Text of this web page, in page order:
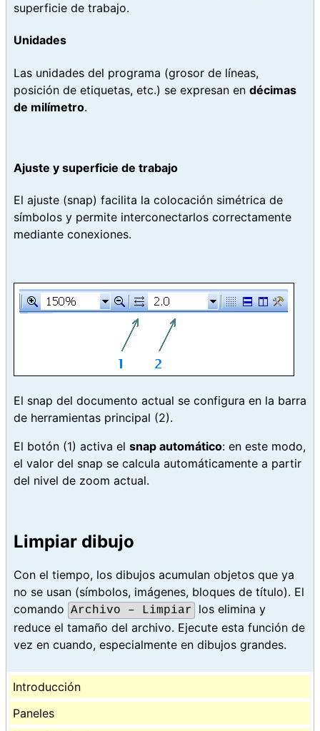
superficie de trabajo.
Unidades
Las unidades del programa (grosor de líneas,
posición de etiquetas, etc.) se expresan en décimas
de milímetro.
Ajuste y superficie de trabajo
El ajuste (snap) facilita la colocación simétrica de
símbolos y permite interconectarlos correctamente
mediante conexiones.
El snap del documento actual se configura en la barra
de herramientas principal (2).
El botón (1) activa el snap automático: en este modo,
el valor del snap se calcula automáticamente a partir
del nivel de zoom actual.
Limpiar dibujo
Con el tiempo, los dibujos acumulan objetos que ya
no se usan (símbolos, imágenes, bloques de título). El
comando Archivo – Limpiar
los elimina y
reduce el tamaño del archivo. Ejecute esta función de
vez en cuando, especialmente en dibujos grandes.
Introducción
Paneles